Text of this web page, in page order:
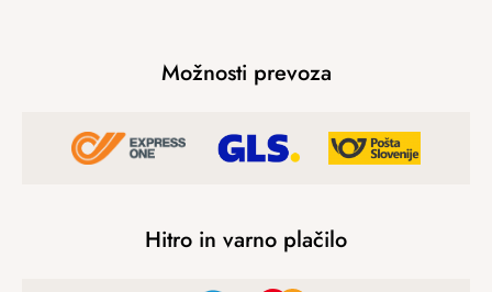
Možnosti prevoza
Hitro in varno plačilo